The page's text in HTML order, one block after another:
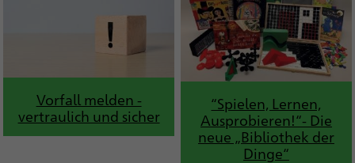
Vorfall melden -
vertraulich und sicher
“Spielen, Lernen,
Ausprobieren!“- Die
neue „Bibliothek der
Dinge“